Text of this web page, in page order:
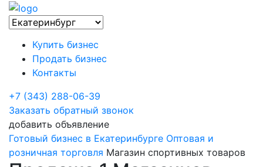
Купить бизнес
Продать бизнес
Контакты
+7 (343) 288-06-39
Заказать обратный звонок
добавить объявление
Готовый бизнес в Екатеринбурге Оптовая и
розничная торговля Магазин спортивных товаров